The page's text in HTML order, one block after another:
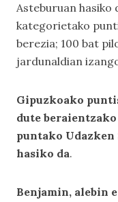
Asteburuan hasiko
kategorietako
berezia; 100 bat
jardunaldian
Gipuzkoako
dute
puntako Udazken
hasiko da.
Benjamin, alebin